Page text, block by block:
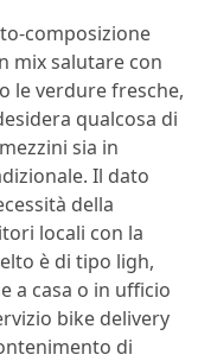
composizione
mix salutare con
le verdure fresche,
qualcosa di
sia in
Il dato
della
locali con la
è di tipo ligh,
a casa o in ufficio
bike delivery
di